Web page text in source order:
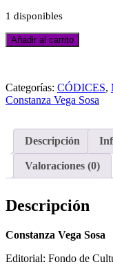
1 disponibles
CÓDICE
AZOYÚ
REINO
DE
Añadir al carrito
Categorías: CÓDICES,
Constanza Vega Sosa
Descripción
Valoraciones (0)
Descripción
Constanza Vega Sosa
Editorial: Fondo de